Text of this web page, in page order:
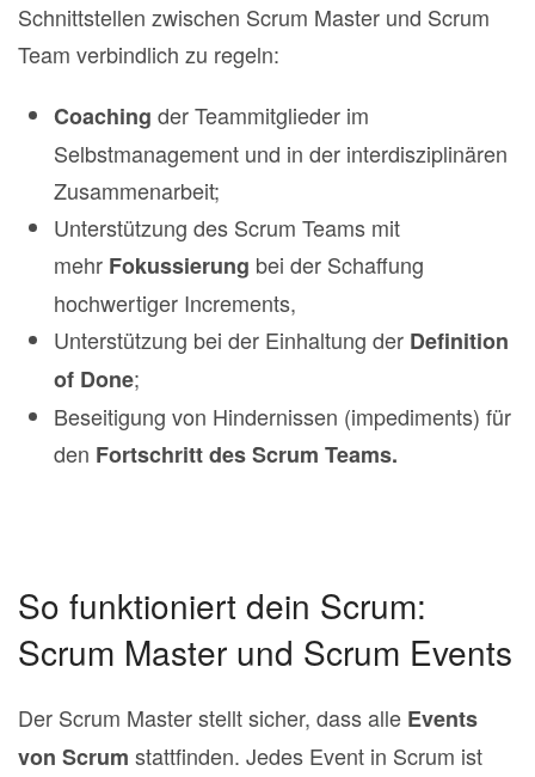
Schnittstellen zwischen Scrum Master und Scrum
Team verbindlich zu regeln:
Coaching der Teammitglieder im
Selbstmanagement und in der interdisziplinären
Zusammenarbeit;
Unterstützung des Scrum Teams mit
mehr Fokussierung bei der Schaffung
hochwertiger Increments,
Unterstützung bei der Einhaltung der Definition
of Done;
Beseitigung von Hindernissen (impediments) für
den Fortschritt des Scrum Teams.
So funktioniert dein Scrum:
Scrum Master und Scrum Events
Der Scrum Master stellt sicher, dass alle Events
von Scrum stattfinden. Jedes Event in Scrum ist